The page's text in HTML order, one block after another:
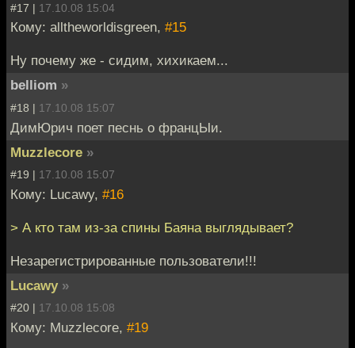
#17 | 17.10.08 15:04
Кому: alltheworldisgreen, #15
Ну почему же - сидим, хихикаем...
belliom »
#18 | 17.10.08 15:07
ДимЮрич поет песнь о францЫи.
Muzzlecore »
#19 | 17.10.08 15:07
Кому: Lucawy, #16
> А кто там из-за спины Баяна выглядывает?
Незарегистрированные пользователи!!!
Lucawy »
#20 | 17.10.08 15:08
Кому: Muzzlecore, #19